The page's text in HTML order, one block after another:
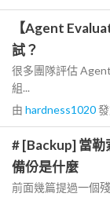
【Agent
試？
很多團隊評估
組...
由 hardness1020
# [Backup] 當勒
備份是什麼
前面幾篇提過一個